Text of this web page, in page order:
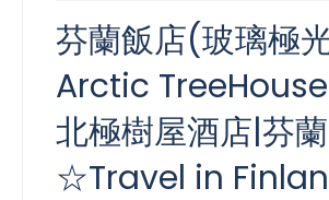
芬蘭飯店(玻璃極
Arctic
北極樹屋酒店|芬
☆Travel in